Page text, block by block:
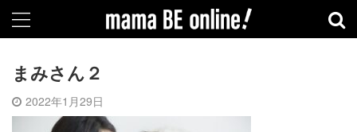
まみさん２
2022年1月29日